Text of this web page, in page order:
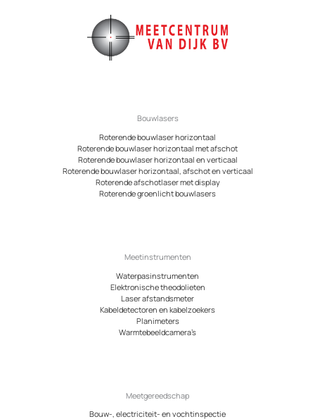
Bouwlasers
Roterende bouwlaser horizontaal
Roterende bouwlaser horizontaal met afschot
Roterende bouwlaser horizontaal en verticaal
Roterende bouwlaser horizontaal, afschot en verticaal
Roterende afschotlaser met display
Roterende groenlicht bouwlasers
Meetinstrumenten
Waterpasinstrumenten
Elektronische theodolieten
Laser afstandsmeter
Kabeldetectoren en kabelzoekers
Planimeters
Warmtebeeldcamera’s
Meetgereedschap
Bouw-, electriciteit- en vochtinspectie